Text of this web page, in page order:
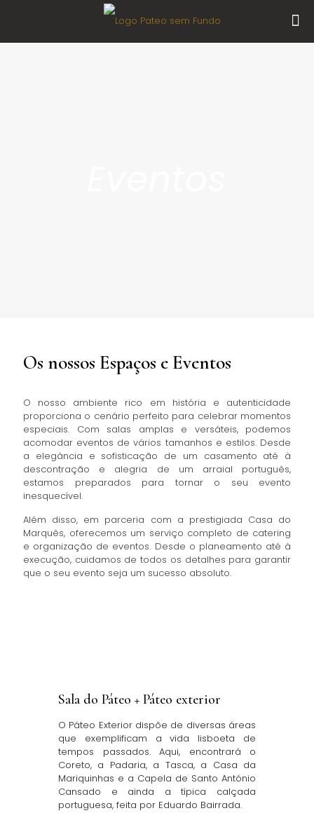
Os nossos Espaços e Eventos
O nosso ambiente rico em história e autenticidade
proporciona o cenário perfeito para celebrar momentos
especiais. Com salas amplas e versáteis, podemos
acomodar eventos de vários tamanhos e estilos. Desde
a elegância e sofisticação de um casamento até à
descontração e alegria de um arraial português,
estamos preparados para tornar o seu evento
inesquecível.
Além disso, em parceria com a prestigiada Casa do
Marquês, oferecemos um serviço completo de catering
e organização de eventos. Desde o planeamento até à
execução, cuidamos de todos os detalhes para garantir
que o seu evento seja um sucesso absoluto.
Sala do Páteo + Páteo exterior
O Páteo Exterior dispõe de diversas áreas
que exemplificam a vida lisboeta de
tempos passados. Aqui, encontrará o
Coreto, a Padaria, a Tasca, a Casa da
Mariquinhas e a Capela de Santo António
Cansado e ainda a típica calçada
portuguesa, feita por Eduardo Bairrada.